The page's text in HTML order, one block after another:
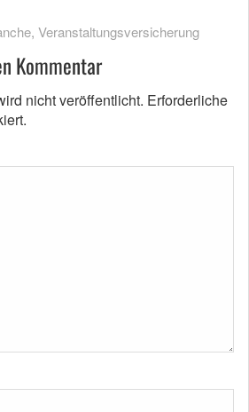
, Veranstaltungsversicherung
Kommentar
nicht veröffentlicht. Erforderliche